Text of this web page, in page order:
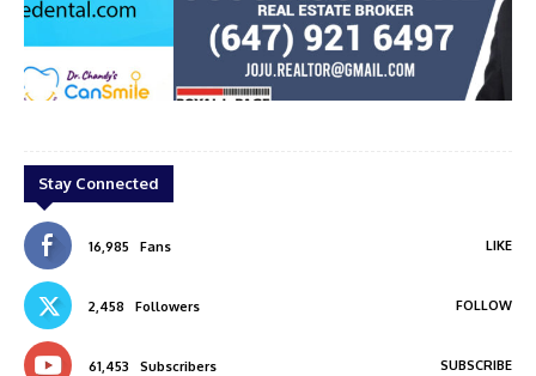
Stay Connected
16,985 Fans LIKE
2,458 Followers FOLLOW
61,453 Subscribers SUBSCRIBE